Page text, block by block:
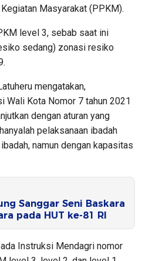
Masyarakat (PPKM).
level 3, sebab saat ini
sedang) zonasi resiko
mengatakan,
Wali Kota Nomor 7 tahun 2021
dengan aturan yang
pelaksanaan ibadah
namun dengan kapasitas
Sanggar Seni Baskara
pada HUT ke-81 RI
Instruksi Mendagri nomor